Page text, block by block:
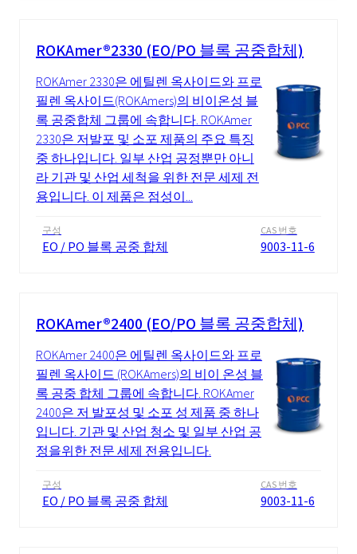
ROKAmer®2330 (EO/PO 블록 공중합체)
ROKAmer 2330은 에틸렌 옥사이드와 프로
필렌 옥사이드(ROKAmers)의 비이온성 블
록 공중합체 그룹에 속합니다. ROKAmer
2330은 저발포 및 소포 제품의 주요 특징
중 하나입니다. 일부 산업 공정뿐만 아니
라 기관 및 산업 세척을 위한 전문 세제 전
용입니다. 이 제품은 점성이...
구성
EO / PO 블록 공중 합체
CAS 번호
9003-11-6
ROKAmer®2400 (EO/PO 블록 공중합체)
ROKAmer 2400은 에틸렌 옥사이드와 프로
필렌 옥사이드 (ROKAmers)의 비이 온성 블
록 공중 합체 그룹에 속합니다. ROKAmer
2400은 저 발포성 및 소포 성 제품 중 하나
입니다. 기관 및 산업 청소 및 일부 산업 공
정을위한 전문 세제 전용입니다.
구성
EO / PO 블록 공중 합체
CAS 번호
9003-11-6